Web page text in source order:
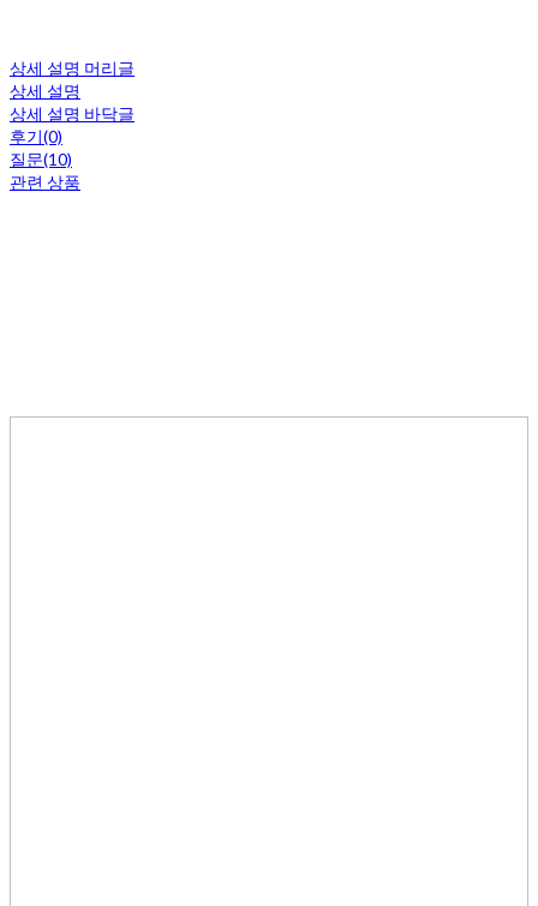
상세 설명 머리글
상세 설명
상세 설명 바닥글
후기(0)
질문(10)
관련 상품